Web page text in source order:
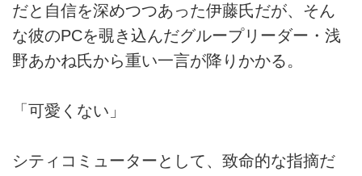
だと自信を深めつつあった伊藤氏だが、そん
な彼のPCを覗き込んだグループリーダー・浅
野あかね氏から重い一言が降りかかる。
「可愛くない」
シティコミューターとして、致命的な指摘だ